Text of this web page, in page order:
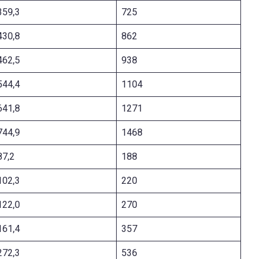
725
862
938
1104
1271
1468
188
220
270
357
536